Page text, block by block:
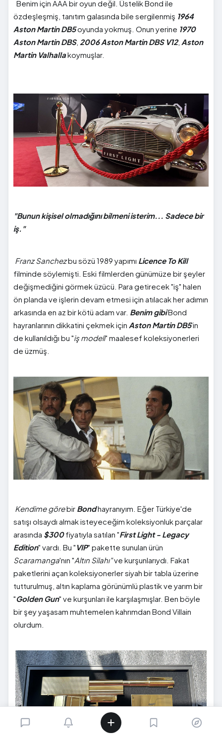
Benim için AAA bir oyun değil. Üstelik Bond ile
özdeşleşmiş, tanıtım galasında bile sergilenmiş 1964
Aston Martin DB5oyunda yokmuş. Onun yerine 1970
Aston Martin DBS, 2006 Aston Martin DBS V12, Aston
Martin Valhallakoymuşlar.
"Bunun kişisel olmadığını bilmeni isterim... Sadece bir
iş."
Franz Sanchezbu sözü 1989 yapımı Licence To Kill
filminde söylemişti. Eski filmlerden günümüze bir şeyler
değişmediğini görmek üzücü. Para getirecek "iş" halen
ön planda ve işlerin devam etmesi için atılacak her adımın
arkasında en az bir kötü adam var. Benim gibiBond
hayranlarının dikkatini çekmek için Aston Martin DB5'in
de kullanıldığı bu "iş modeli" maalesef koleksiyonerleri
de üzmüş.
Kendime görebir Bondhayranıyım. Eğer Türkiye'de
satışı olsaydı almak isteyeceğim koleksiyonluk parçalar
arasında $300fiyatıyla satılan "First Light - Legacy
Edition" vardı. Bu " VIP" pakette sunulan ürün
Scaramanga'nın "Altın Silahı"ve kurşunlarıydı. Fakat
paketlerini açan koleksiyonerler siyah bir tabla üzerine
tutturulmuş, altın kaplama görünümlü plastik ve yarım bir
"Golden Gun" ve kurşunları ile karşılaşmışlar. Ben böyle
bir şey yaşasam muhtemelen kahrımdan Bond Villain
olurdum.